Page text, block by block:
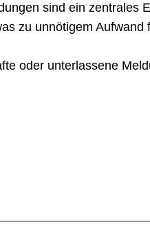
sind ein zentrales
zu unnötigem Aufwand
oder unterlassene